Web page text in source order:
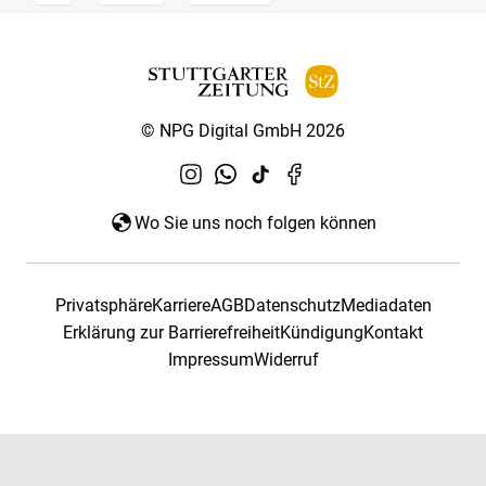
© NPG Digital GmbH 2026
Wo Sie uns noch folgen können
PrivatsphäreKarriereAGBDatenschutzMediadaten
Erklärung zur BarrierefreiheitKündigungKontakt
ImpressumWiderruf